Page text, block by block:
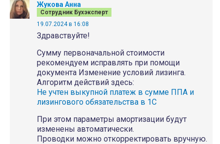
Жукова Анна
Сотрудник Бухэксперт
19.07.2024 в 16:08
Здравствуйте!
Сумму первоначальной стоимости
рекомендуем исправлять при помощи
документа Изменение условий лизинга.
Алгоритм действий здесь:
Не учтен выкупной платеж в сумме ППА и
лизингового обязательства в 1С
При этом параметры амортизации будут
изменены автоматически.
Проводки можно откорректировать вручную.